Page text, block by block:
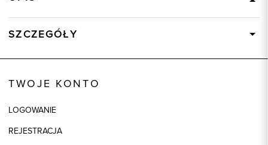
SZCZEGÓŁY
Skład tkaniny
Model
TWOJE KONTO
LOGOWANIE
REJESTRACJA